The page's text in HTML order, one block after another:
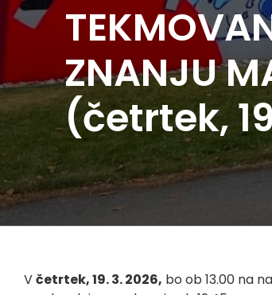
ZNANJU
(četrtek,
Včetrtek, 19. 3. 2026, bo ob 13.00 na